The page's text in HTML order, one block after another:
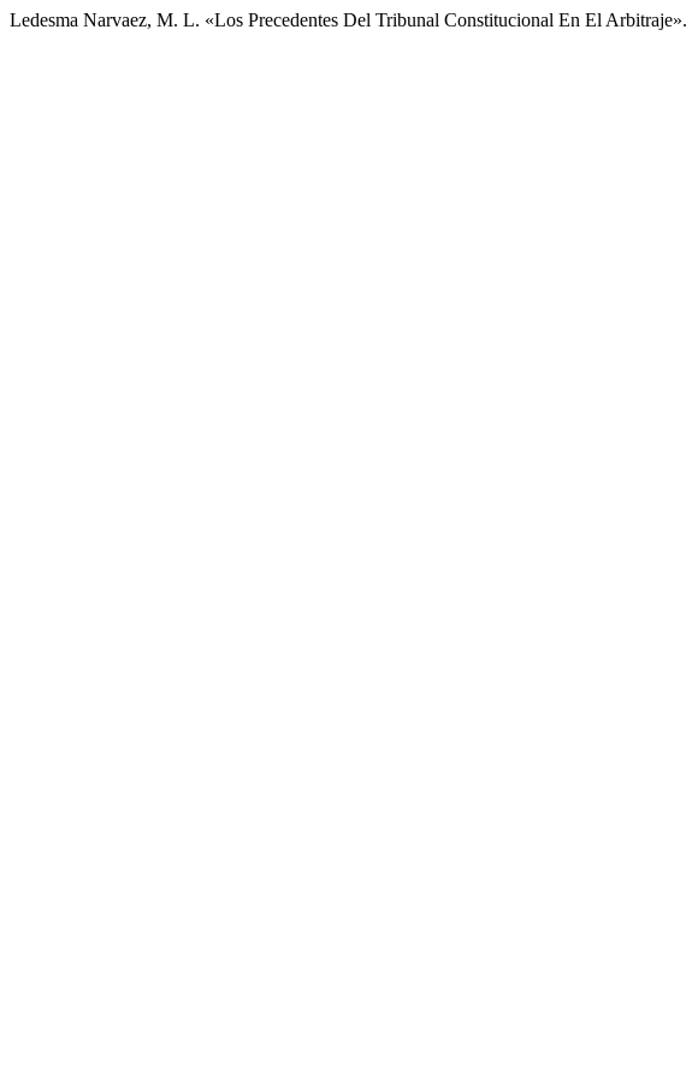
Ledesma Narvaez, M. L. «Los Precedentes Del Tribunal Constitucional En El Arbitraje».